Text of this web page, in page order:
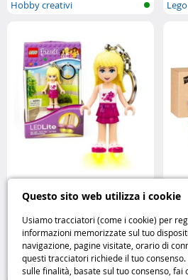
Questo sito web utilizza i cookie
Usiamo tracciatori (come i cookie) per
informazioni memorizzate sul tuo
navigazione, pagine visitate, orario di
questi tracciatori richiede il tuo
sulle finalità, basate sul tuo consenso, fai
Hobby creativi
Lego
Portachiavi luminoso LEGO
Friends Stephanie
,99€
Lego
12